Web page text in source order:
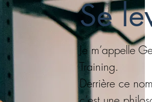
Se
Je m’appelle
Training.
Derrière ce